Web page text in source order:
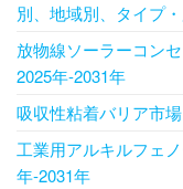
別、地域別、タイプ
放物線ソーラーコン
2025年-2031年
吸収性粘着バリア市
工業用アルキルフェ
年-2031年